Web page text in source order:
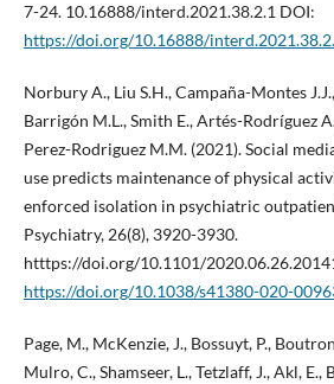
7-24. 10.16888/interd.2021.38.2.1 DOI:
https://doi.org/10.16888/
Norbury A., Liu S.H., Campaña-Montes
Barrigón M.L., Smith E., Artés-Rodríguez
Perez-Rodriguez M.M. (2021). Social
use predicts maintenance of physical
enforced isolation in psychiatric
Psychiatry, 26(8), 3920-3930.
htttps://doi.org/10.1101/
https://doi.org/10.1038/s41380-020-
Page, M., McKenzie, J., Bossuyt, P.,
Mulro, C., Shamseer, L., Tetzlaff, J., Akl, E.,